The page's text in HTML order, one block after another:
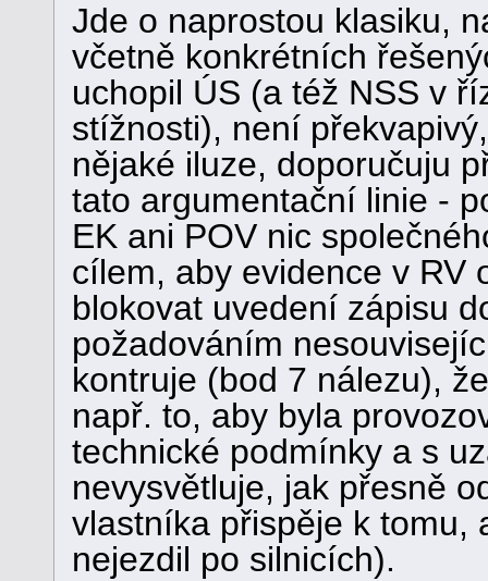
Jde o naprostou klasiku,
včetně konkrétních
uchopil ÚS (a též NSS v
stížnosti), není
nějaké iluze, doporučuju
tato argumentační linie -
EK ani POV nic
cílem, aby evidence v RV
blokovat uvedení zápisu
požadováním
kontruje (bod 7 nálezu),
např. to, aby byla
technické podmínky a s
nevysvětluje, jak přesně
vlastníka přispěje k tomu,
nejezdil po silnicích).